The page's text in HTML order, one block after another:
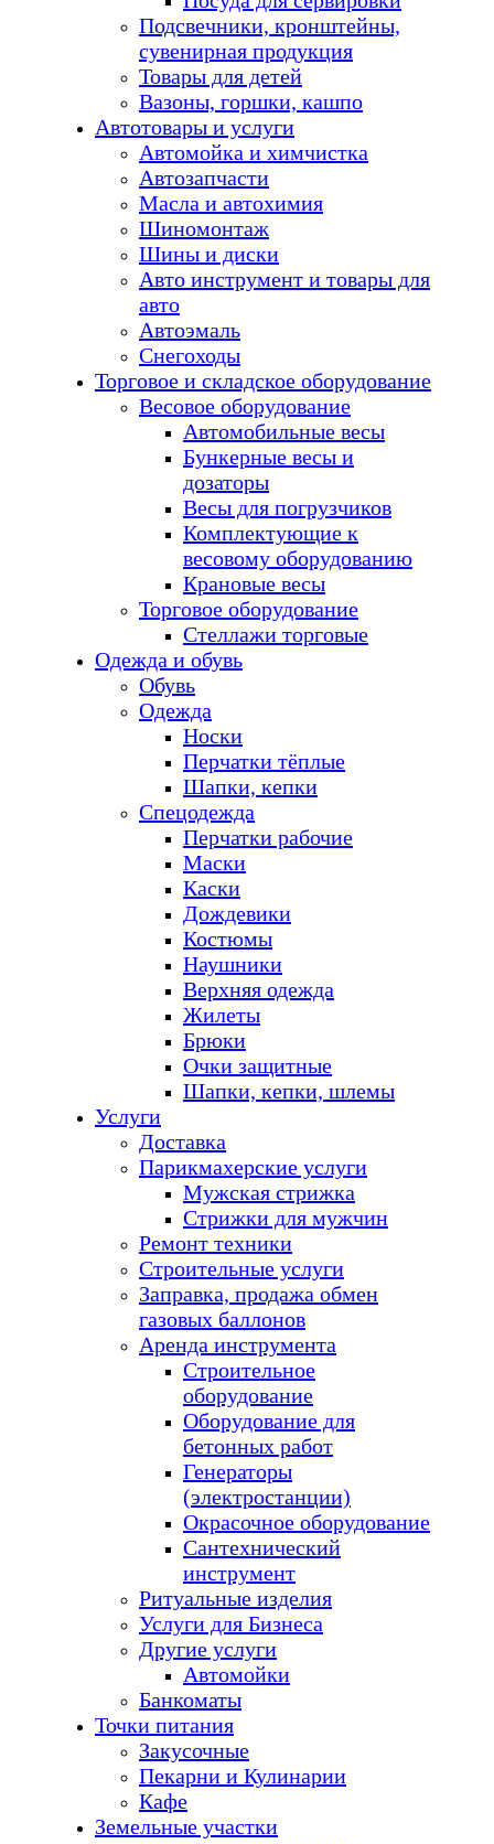
Подсвечники, кронштейны,
сувенирная продукция
Товары для детей
Вазоны, горшки, кашпо
Автотовары и услуги
Автомойка и химчистка
Автозапчасти
Масла и автохимия
Шиномонтаж
Шины и диски
Авто инструмент и товары для
авто
Автоэмаль
Снегоходы
Торговое и складское оборудование
Весовое оборудование
Автомобильные весы
Бункерные весы и
дозаторы
Весы для погрузчиков
Комплектующие к
весовому оборудованию
Крановые весы
Торговое оборудование
Стеллажи торговые
Одежда и обувь
Обувь
Одежда
Носки
Перчатки тёплые
Шапки, кепки
Спецодежда
Перчатки рабочие
Маски
Каски
Дождевики
Костюмы
Наушники
Верхняя одежда
Жилеты
Брюки
Очки защитные
Шапки, кепки, шлемы
Услуги
Доставка
Парикмахерские услуги
Мужская стрижка
Стрижки для мужчин
Ремонт техники
Строительные услуги
Заправка, продажа обмен
газовых баллонов
Аренда инструмента
Строительное
оборудование
Оборудование для
бетонных работ
Генераторы
(электростанции)
Окрасочное оборудование
Сантехнический
инструмент
Ритуальные изделия
Услуги для Бизнеса
Другие услуги
Автомойки
Банкоматы
Точки питания
Закусочные
Пекарни и Кулинарии
Кафе
Земельные участки